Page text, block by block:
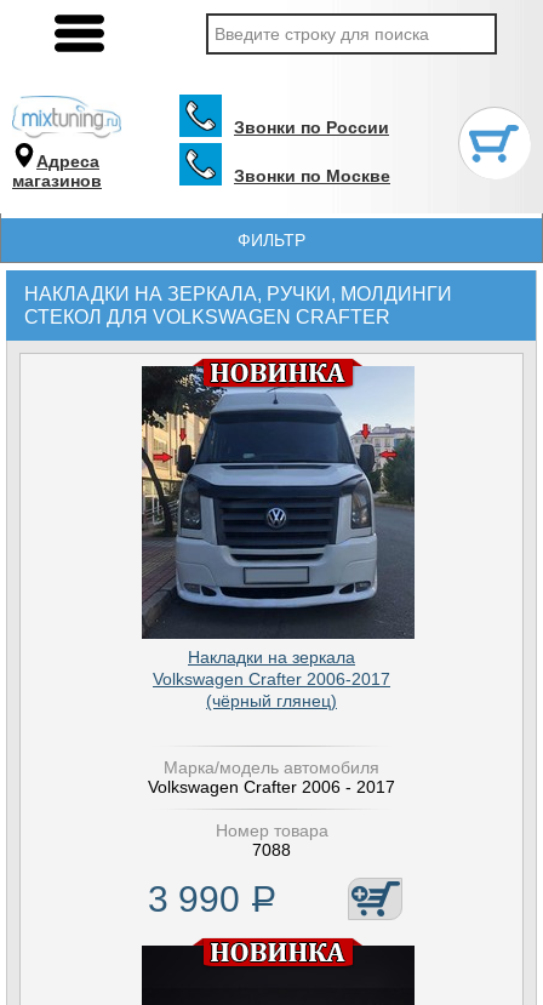
Адреса
магазинов
Звонки по России
Звонки по Москве
ФИЛЬТР
НАКЛАДКИ НА ЗЕРКАЛА, РУЧКИ, МОЛДИНГИ
СТЕКОЛ ДЛЯ VOLKSWAGEN CRAFTER
Накладки на зеркала
Volkswagen Crafter 2006-2017
(чёрный глянец)
Марка/модель автомобиля
Volkswagen Crafter 2006 - 2017
Номер товара
7088
3 990 Р